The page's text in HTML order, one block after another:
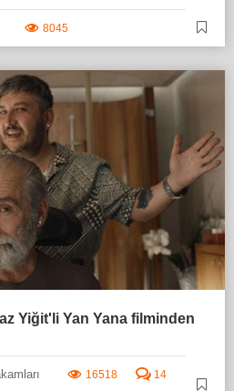
8045
Yiğit'li Yan Yana filminden
16518 14